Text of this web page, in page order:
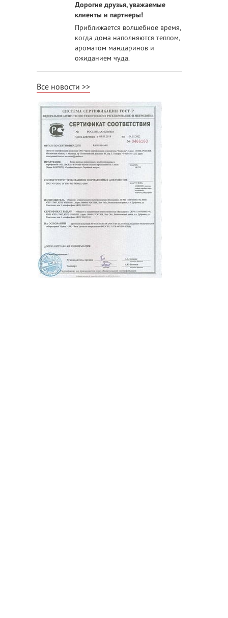
Дорогие друзья, уважаемые
клиенты и партнеры!
Приближается волшебное время,
когда дома наполняются теплом,
ароматом мандаринов и
ожиданием чуда.
Все новости